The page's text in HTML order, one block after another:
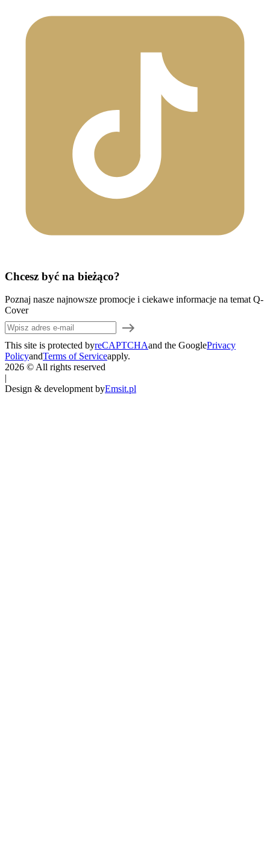
Chcesz być na bieżąco?
Poznaj nasze najnowsze promocje i ciekawe informacje na temat Q-
Cover
This site is protected byreCAPTCHAand the GooglePrivacy
PolicyandTerms of Serviceapply.
2026 © All rights reserved
|
Design & development byEmsit.pl